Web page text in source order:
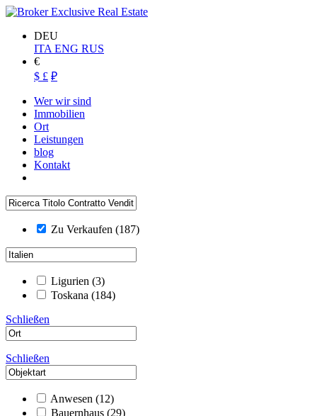
DEU
ITA ENG RUS
€
$ £ ₽
Wer wir sind
Immobilien
Ort
Leistungen
blog
Kontakt
Zu Verkaufen (187)
Ligurien (3)
Toskana (184)
Schließen
Schließen
Anwesen (12)
Bauernhaus (29)